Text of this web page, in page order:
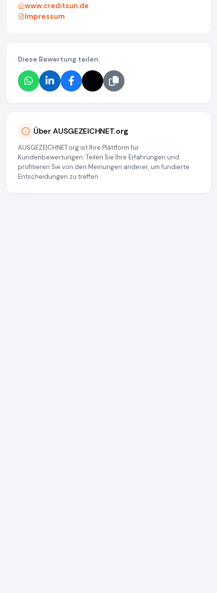
www.creditsun.de
Impressum
Diese Bewertung teilen:
Über AUSGEZEICHNET.org
AUSGEZEICHNET.org ist Ihre Plattform für
Kundenbewertungen. Teilen Sie Ihre Erfahrungen und
profitieren Sie von den Meinungen anderer, um fundierte
Entscheidungen zu treffen.